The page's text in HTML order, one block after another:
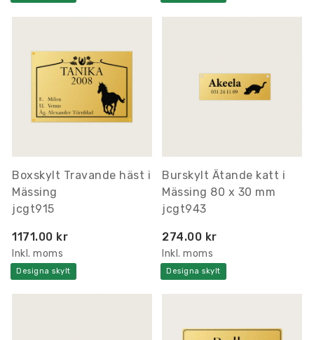
Boxskylt Travande häst i
Mässing
jcgt915
1171.00 kr
Inkl. moms
Designa skylt
Burskylt Ätande katt i
Mässing 80 x 30 mm
jcgt943
274.00 kr
Inkl. moms
Designa skylt